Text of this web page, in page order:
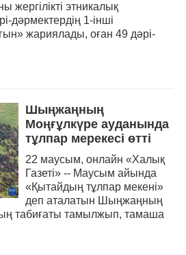
жергілікті этникалық
дәрмектердің 1-інші
жариялады, оған 49 дәрі-
Шыңжаңның
Моңғұлкүре ауданында
тұлпар мерекесі өтті
22 маусым, онлайн «Халық
Газеті» -- Маусым айында
«Қытайдың тұлпар мекені»
деп аталатын Шыңжаңның
табиғаты тамылжып, тамаша